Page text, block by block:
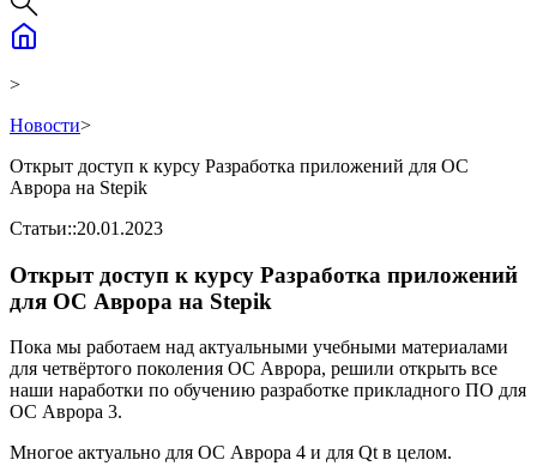
>
Новости>
Открыт доступ к курсу Разработка приложений для ОС
Аврора на Stepik
Статьи::20.01.2023
Открыт доступ к курсу Разработка приложений
для ОС Аврора на Stepik
Пока мы работаем над актуальными учебными материалами
для четвёртого поколения ОС Аврора, решили открыть все
наши наработки по обучению разработке прикладного ПО для
ОС Аврора 3.
Многое актуально для ОС Аврора 4 и для Qt в целом.